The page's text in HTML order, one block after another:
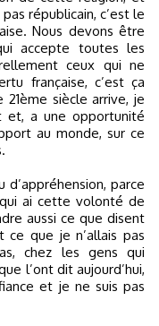
républicain, c’est le
Nous devons être
accepte toutes les
ceux qui ne
française, c’est ça
siècle arrive, je
et, a une opportunité
au monde, sur ce
d’appréhension, parce
ai cette volonté de
aussi ce que disent
ce que je n’allais pas
chez les gens qui
l’ont dit aujourd’hui,
et je ne suis pas